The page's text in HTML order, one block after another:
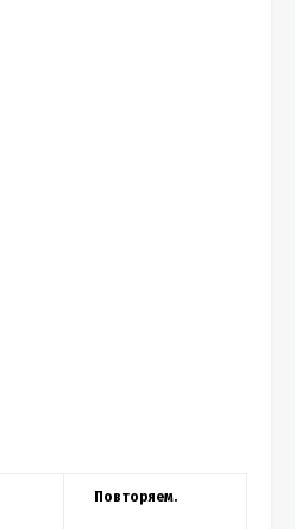
Повторяем.